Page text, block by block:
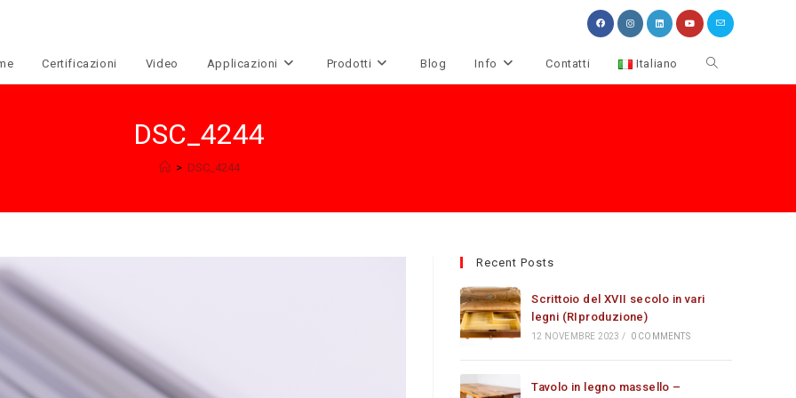
Certificazioni Video Applicazioni Prodotti Blog Info Contatti Italiano Attiva/disattiva
DSC_4244
> DSC_4244
Recent Posts
Scrittoio del XVII secolo in vari
legni (RIproduzione)
12 NOVEMBRE 2023 / 0 COMMENTS
Tavolo in legno massello –